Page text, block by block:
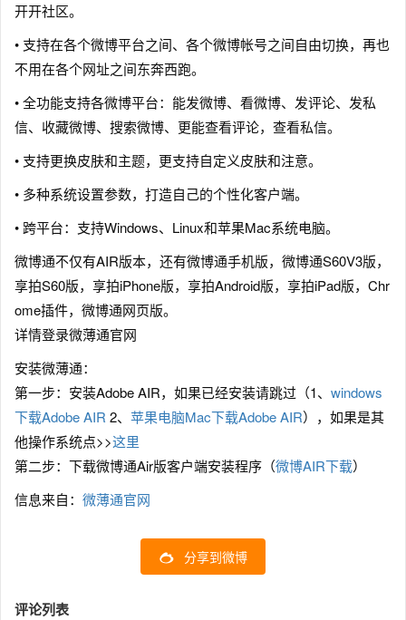
开开社区。
• 支持在各个微博平台之间、各个微博帐号之间自由切换，再也
不用在各个网址之间东奔西跑。
• 全功能支持各微博平台：能发微博、看微博、发评论、发私
信、收藏微博、搜索微博、更能查看评论，查看私信。
• 支持更换皮肤和主题，更支持自定义皮肤和注意。
• 多种系统设置参数，打造自己的个性化客户端。
• 跨平台：支持Windows、Linux和苹果Mac系统电脑。
微博通不仅有AIR版本，还有微博通手机版，微博通S60V3版，
享拍S60版，享拍iPhone版，享拍Android版，享拍iPad版，Chr
ome插件，微博通网页版。
详情登录微薄通官网
安装微薄通：
第一步：安装Adobe AIR，如果已经安装请跳过（1、 windows
下载Adobe AIR 2、 苹果电脑Mac下载Adobe AIR），如果是其
他操作系统点>>这里
第二步：下载微博通Air版客户端安装程序（微博AIR下载）
信息来自： 微薄通官网
分享到微博
评论列表